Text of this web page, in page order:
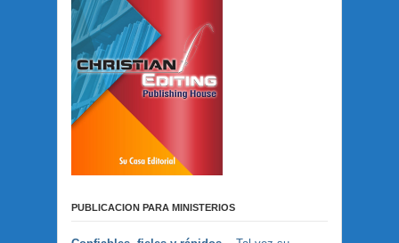
PUBLICACION PARA MINISTERIOS